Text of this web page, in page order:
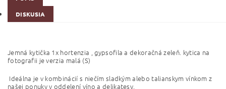
DISKUSIA
Jemná kytička 1x hortenzia , gypsofila a dekoračná zeleň. kytica na
fotografii je verzia malá (S)
Ideálna je v kombinácií s niečím sladkým alebo talianskym vínkom z
našej ponuky v oddelení víno a delikatesy.